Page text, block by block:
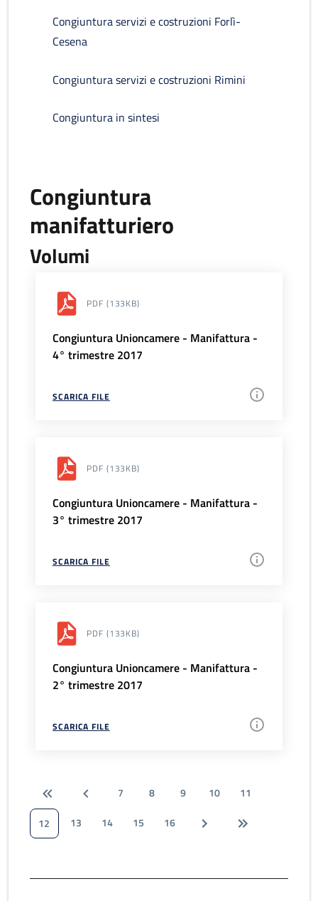
Congiuntura servizi e costruzioni Forlì-
Cesena
Congiuntura servizi e costruzioni Rimini
Congiuntura in sintesi
Congiuntura
manifatturiero
Volumi
PDF (133KB)
Congiuntura Unioncamere - Manifattura -
4° trimestre 2017
SCARICA FILE
PDF (133KB)
Congiuntura Unioncamere - Manifattura -
3° trimestre 2017
SCARICA FILE
PDF (133KB)
Congiuntura Unioncamere - Manifattura -
2° trimestre 2017
SCARICA FILE
7 8 9 10
11
12
13 14 15 16